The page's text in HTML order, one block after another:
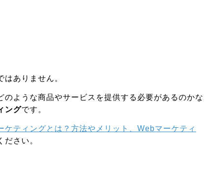
ありません。
ような商品やサービスを提供する必要があるのかな
ングです。
ケティングとは？方法やメリット、Webマーケティ
さい。